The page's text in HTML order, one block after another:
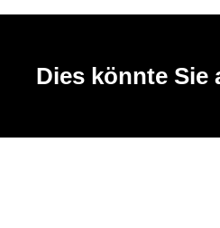
Dies könnte Sie